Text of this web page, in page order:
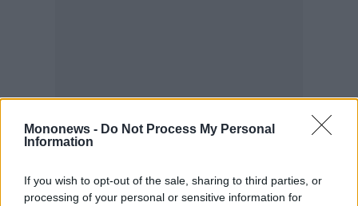
Mononews - Do Not Process My Personal
Information
If you wish to opt-out of the sale, sharing to third parties, or
processing of your personal or sensitive information for